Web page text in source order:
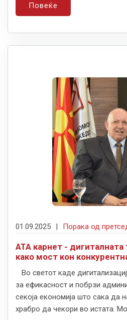
Повеќе
01.09.2025 | Порака од
АТА карнет -
како мост кон
Во светот каде
за ефикасност и побрзи
секоја економија што сака да
храбро да чекори во истата.